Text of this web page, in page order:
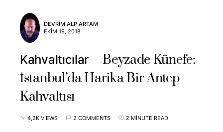
DEVRIM ALP ARTAM
EKIM 19, 2018
Kahvaltıcılar
Beyzade Künefe:
İstanbul’da Harika Bir Antep
Kahvaltısı
4,2K VIEWS 2 COMMENTS 2 MINUTE READ